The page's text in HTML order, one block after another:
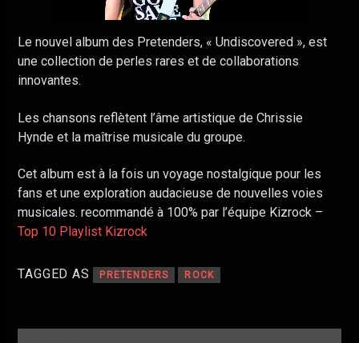
Le nouvel album des Pretenders, « Undiscovered », est
une collection de perles rares et de collaborations
innovantes.
Les chansons reflètent l’âme artistique de Chrissie
Hynde et la maîtrise musicale du groupe.
Cet album est à la fois un voyage nostalgique pour les
fans et une exploration audacieuse de nouvelles voies
musicales. recommandé à 100% par l’équipe Kizrock –
Top 10 Playlist Kizrock
TAGGED AS PRETENDERS ROCK